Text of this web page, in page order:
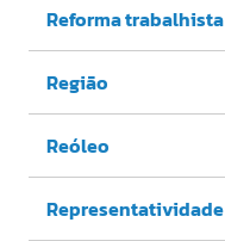
Reforma trabalhista
Região
Reóleo
Representatividade